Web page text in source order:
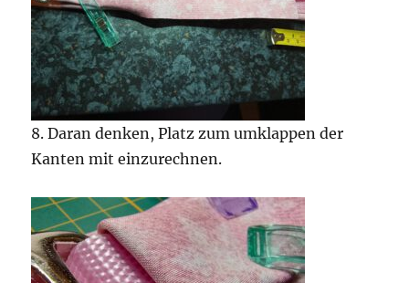
8. Daran denken, Platz zum umklappen der
Kanten mit einzurechnen.